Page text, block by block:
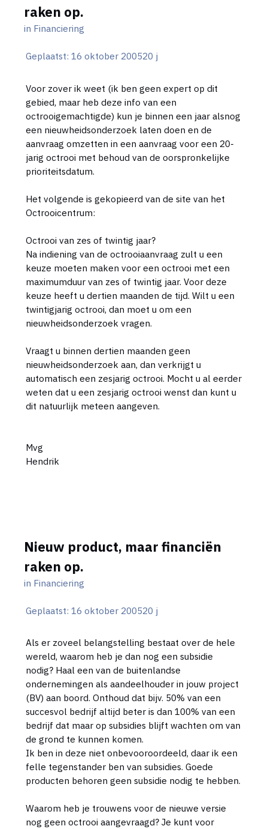
raken op.
in Financiering
Geplaatst: 16 oktober 200520 j
Voor zover ik weet (ik ben geen expert op dit
gebied, maar heb deze info van een
octrooigemachtigde) kun je binnen een jaar alsnog
een nieuwheidsonderzoek laten doen en de
aanvraag omzetten in een aanvraag voor een 20-
jarig octrooi met behoud van de oorspronkelijke
prioriteitsdatum.
Het volgende is gekopieerd van de site van het
Octrooicentrum:
Octrooi van zes of twintig jaar?
Na indiening van de octrooiaanvraag zult u een
keuze moeten maken voor een octrooi met een
maximumduur van zes of twintig jaar. Voor deze
keuze heeft u dertien maanden de tijd. Wilt u een
twintigjarig octrooi, dan moet u om een
nieuwheidsonderzoek vragen.
Vraagt u binnen dertien maanden geen
nieuwheidsonderzoek aan, dan verkrijgt u
automatisch een zesjarig octrooi. Mocht u al eerder
weten dat u een zesjarig octrooi wenst dan kunt u
dit natuurlijk meteen aangeven.
Mvg
Hendrik
Nieuw product, maar financiën
raken op.
in Financiering
Geplaatst: 16 oktober 200520 j
Als er zoveel belangstelling bestaat over de hele
wereld, waarom heb je dan nog een subsidie
nodig? Haal een van de buitenlandse
ondernemingen als aandeelhouder in jouw project
(BV) aan boord. Onthoud dat bijv. 50% van een
succesvol bedrijf altijd beter is dan 100% van een
bedrijf dat maar op subsidies blijft wachten om van
de grond te kunnen komen.
Ik ben in deze niet onbevooroordeeld, daar ik een
felle tegenstander ben van subsidies. Goede
producten behoren geen subsidie nodig te hebben.
Waarom heb je trouwens voor de nieuwe versie
nog geen octrooi aangevraagd? Je kunt voor